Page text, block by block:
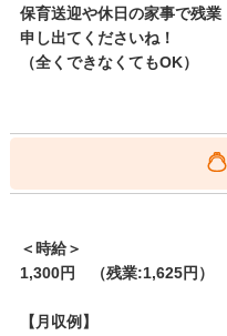
保育送迎や休日の家事で残業
申し出てくださいね！
（全くできなくてもOK）
＜時給＞
1,300円 （残業:1,625円）
【月収例】